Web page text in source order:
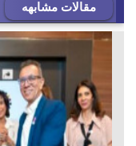
مقالات مشابهه